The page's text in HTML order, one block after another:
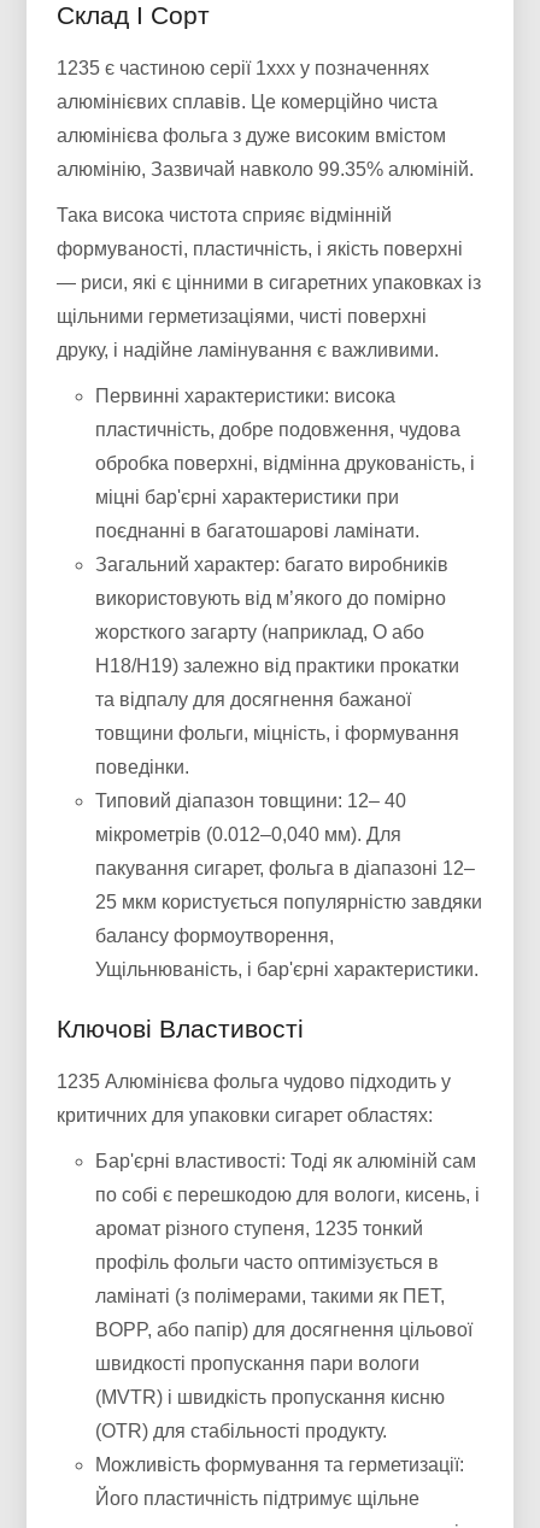
Склад І Сорт
1235 є частиною серії 1xxx у позначеннях
алюмінієвих сплавів. Це комерційно чиста
алюмінієва фольга з дуже високим вмістом
алюмінію, Зазвичай навколо 99.35% алюміній.
Така висока чистота сприяє відмінній
формуваності, пластичність, і якість поверхні
— риси, які є цінними в сигаретних упаковках із
щільними герметизаціями, чисті поверхні
друку, і надійне ламінування є важливими.
Первинні характеристики: висока
пластичність, добре подовження, чудова
обробка поверхні, відмінна друкованість, і
міцні бар'єрні характеристики при
поєднанні в багатошарові ламінати.
Загальний характер: багато виробників
використовують від м’якого до помірно
жорсткого загарту (наприклад, O або
H18/H19) залежно від практики прокатки
та відпалу для досягнення бажаної
товщини фольги, міцність, і формування
поведінки.
Типовий діапазон товщини: 12– 40
мікрометрів (0.012–0,040 мм). Для
пакування сигарет, фольга в діапазоні 12–
25 мкм користується популярністю завдяки
балансу формоутворення,
Ущільнюваність, і бар'єрні характеристики.
Ключові Властивості
1235 Алюмінієва фольга чудово підходить у
критичних для упаковки сигарет областях:
Бар'єрні властивості: Тоді як алюміній сам
по собі є перешкодою для вологи, кисень, і
аромат різного ступеня, 1235 тонкий
профіль фольги часто оптимізується в
ламінаті (з полімерами, такими як ПЕТ,
BOPP, або папір) для досягнення цільової
швидкості пропускання пари вологи
(MVTR) і швидкість пропускання кисню
(OTR) для стабільності продукту.
Можливість формування та герметизації:
Його пластичність підтримує щільне